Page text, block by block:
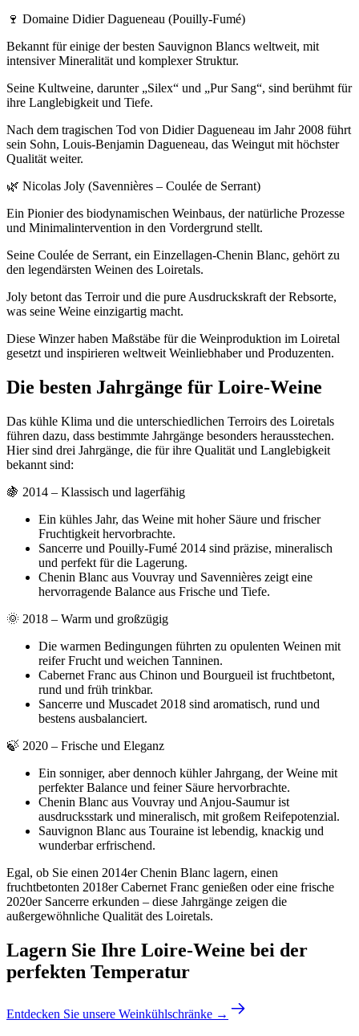
🍷 Domaine Didier Dagueneau (Pouilly-Fumé)
Bekannt für einige der besten Sauvignon Blancs weltweit, mit
intensiver Mineralität und komplexer Struktur.
Seine Kultweine, darunter „Silex“ und „Pur Sang“, sind berühmt für
ihre Langlebigkeit und Tiefe.
Nach dem tragischen Tod von Didier Dagueneau im Jahr 2008 führt
sein Sohn, Louis-Benjamin Dagueneau, das Weingut mit höchster
Qualität weiter.
🌿 Nicolas Joly (Savennières – Coulée de Serrant)
Ein Pionier des biodynamischen Weinbaus, der natürliche Prozesse
und Minimalintervention in den Vordergrund stellt.
Seine Coulée de Serrant, ein Einzellagen-Chenin Blanc, gehört zu
den legendärsten Weinen des Loiretals.
Joly betont das Terroir und die pure Ausdruckskraft der Rebsorte,
was seine Weine einzigartig macht.
Diese Winzer haben Maßstäbe für die Weinproduktion im Loiretal
gesetzt und inspirieren weltweit Weinliebhaber und Produzenten.
Die besten Jahrgänge für Loire-Weine
Das kühle Klima und die unterschiedlichen Terroirs des Loiretals
führen dazu, dass bestimmte Jahrgänge besonders herausstechen.
Hier sind drei Jahrgänge, die für ihre Qualität und Langlebigkeit
bekannt sind:
🍇 2014 – Klassisch und lagerfähig
Ein kühles Jahr, das Weine mit hoher Säure und frischer
Fruchtigkeit hervorbrachte.
Sancerre und Pouilly-Fumé 2014 sind präzise, mineralisch
und perfekt für die Lagerung.
Chenin Blanc aus Vouvray und Savennières zeigt eine
hervorragende Balance aus Frische und Tiefe.
🌞 2018 – Warm und großzügig
Die warmen Bedingungen führten zu opulenten Weinen mit
reifer Frucht und weichen Tanninen.
Cabernet Franc aus Chinon und Bourgueil ist fruchtbetont,
rund und früh trinkbar.
Sancerre und Muscadet 2018 sind aromatisch, rund und
bestens ausbalanciert.
🍃 2020 – Frische und Eleganz
Ein sonniger, aber dennoch kühler Jahrgang, der Weine mit
perfekter Balance und feiner Säure hervorbrachte.
Chenin Blanc aus Vouvray und Anjou-Saumur ist
ausdrucksstark und mineralisch, mit großem Reifepotenzial.
Sauvignon Blanc aus Touraine ist lebendig, knackig und
wunderbar erfrischend.
Egal, ob Sie einen 2014er Chenin Blanc lagern, einen
fruchtbetonten 2018er Cabernet Franc genießen oder eine frische
2020er Sancerre erkunden – diese Jahrgänge zeigen die
außergewöhnliche Qualität des Loiretals.
Lagern Sie Ihre Loire-Weine bei der
perfekten Temperatur
Entdecken Sie unsere Weinkühlschränke →